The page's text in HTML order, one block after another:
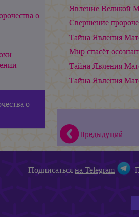
о
о
Явление Великой
Свершение
Тайна Явления
Мир спасёт
Тайна Явления
Тайна Явления
Предыдущий
Подписатьсяна Telegram